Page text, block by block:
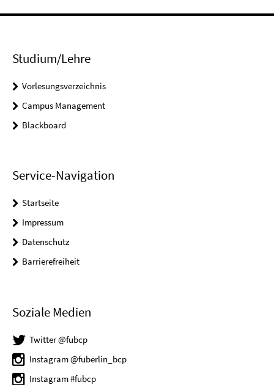
Studium/Lehre
Vorlesungsverzeichnis
Campus Management
Blackboard
Service-Navigation
Startseite
Impressum
Datenschutz
Barrierefreiheit
Soziale Medien
Twitter @fubcp
Instagram @fuberlin_bcp
Instagram #fubcp